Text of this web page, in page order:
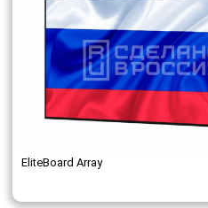
EliteBoard Array